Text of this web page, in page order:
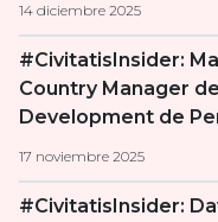
14 diciembre 2025
#CivitatisInsider:
Country Manager
Development de
17 noviembre 2025
#CivitatisInsider: